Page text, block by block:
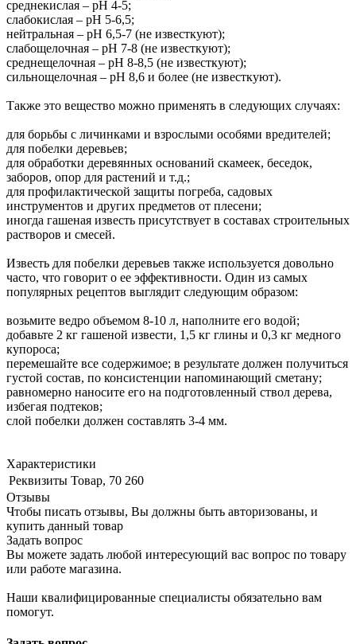
среднекислая – рН 4-5;
слабокислая – рН 5-6,5;
нейтральная – рН 6,5-7 (не известкуют);
слабощелочная – рН 7-8 (не известкуют);
среднещелочная – рН 8-8,5 (не известкуют);
сильнощелочная – рН 8,6 и более (не известкуют).
Также это вещество можно применять в следующих случаях:
для борьбы с личинками и взрослыми особями вредителей;
для побелки деревьев;
для обработки деревянных оснований скамеек, беседок,
заборов, опор для растений и т.д.;
для профилактической защиты погреба, садовых
инструментов и других предметов от плесени;
иногда гашеная известь присутствует в составах строительных
растворов и смесей.
Известь для побелки деревьев также используется довольно
часто, что говорит о ее эффективности. Один из самых
популярных рецептов выглядит следующим образом:
возьмите ведро объемом 8-10 л, наполните его водой;
добавьте 2 кг гашеной извести, 1,5 кг глины и 0,3 кг медного
купороса;
перемешайте все содержимое; в результате должен получиться
густой состав, по консистенции напоминающий сметану;
равномерно наносите его на подготовленный ствол дерева,
избегая подтеков;
слой побелки должен составлять 3-4 мм.
Характеристики
Реквизиты Товар, 70 260
Отзывы
Чтобы писать отзывы, Вы должны быть авторизованы, и
купить данный товар
Задать вопрос
Вы можете задать любой интересующий вас вопрос по товару
или работе магазина.
Наши квалифицированные специалисты обязательно вам
помогут.